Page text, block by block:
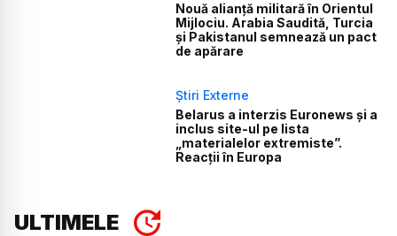
Nouă alianță militară în Orientul
Mijlociu. Arabia Saudită, Turcia
și Pakistanul semnează un pact
de apărare
Știri Externe
Belarus a interzis Euronews și a
inclus site-ul pe lista
„materialelor extremiste”.
Reacții în Europa
ULTIMELE